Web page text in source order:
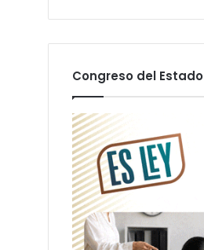
Congreso del Estado